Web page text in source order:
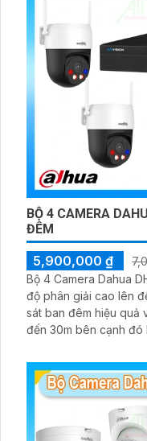
BỘ 4 CAMERA
ĐÊM
5,900,000 ₫
Bộ 4 Camera Dahua
độ phân giải cao lên
sát ban đêm hiệu quả
đến 30m bên cạnh đó
hiện xâm nhập